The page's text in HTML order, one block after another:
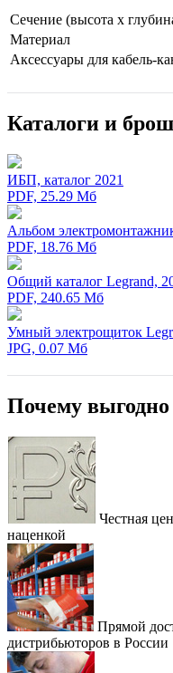
Сечение (высота х
Мaтериал
Аксессуары для кабель-
Каталоги и
ИБП, каталог 2021
PDF, 25.29 Мб
Альбом
PDF, 18.76 Мб
Общий каталог Legrand,
PDF, 240.65 Мб
Умный электрощиток
JPG, 0.07 Мб
Почему выгодно
Честная
наценкой
Прямой
дистрибьюторов в России